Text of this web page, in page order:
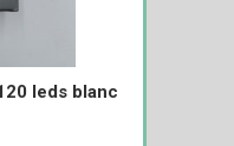
leds blanc